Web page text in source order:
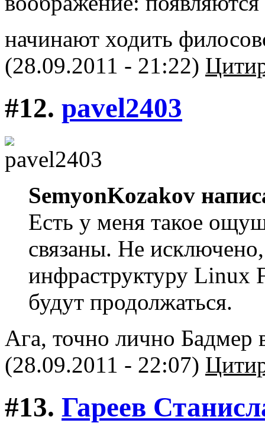
начинают ходить
(28.09.2011 - 21:22)
#12. pavel2403
SemyonKozakov
Есть у меня такое
связаны. Не
инфраструктуру Linux
будут продолжаться.
Ага, точно лично Бадмер
(28.09.2011 - 22:07)
#13. Гареев